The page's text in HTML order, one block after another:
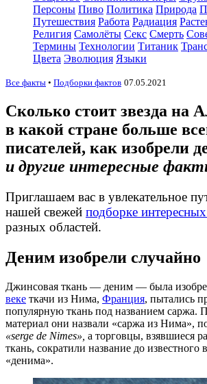
Персоны Пиво Политика Природа
Путешествия Работа Радиация
Религия Самолёты Секс Смерть
Термины Технологии Титаник
Цвета Эволюция Языки
Все факты • Подборки фактов 07.05.2021
Сколько стоит звезда на
в какой стране больше
писателей, как изобрели
и другие интересные
Приглашаем вас в увлекательное
нашей свежей подборке
разных областей.
Деним изобрели случайно
Джинсовая ткань — деним — была
веке ткачи из Нима, Франция, пытались
популярную ткань под названием саржа.
материал они назвали «саржа из Нима»,
«serge de Nimes», а торговцы, взявшиеся
ткань, сократили название до известного
«денима».